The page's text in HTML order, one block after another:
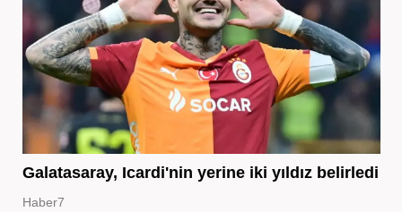
Galatasaray, Icardi'nin yerine iki yıldız belirledi
Haber7